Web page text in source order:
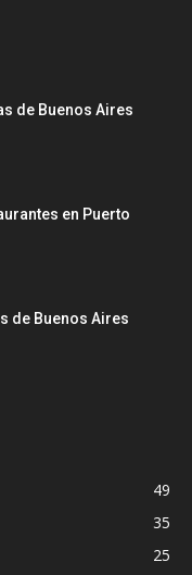
de Buenos Aires
en Puerto
de Buenos Aires
49
35
25